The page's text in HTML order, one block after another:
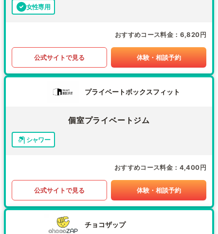
女性専用
おすすめコース料金 6,820円
公式サイトで見る 体験・相談予約
プライベートボックスフィット
個室プライベートジム
シャワー
おすすめコース料金 4,400円
公式サイトで見る 体験・相談予約
チョコザップ